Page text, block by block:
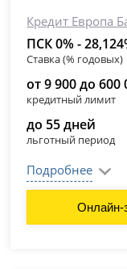
Кредит Европа
ПСК 0% -
Ставка (% годовых)
от 9 900 до 600
кредитный лимит
до 55 дней
льготный период
Подробнее
Онлайн-